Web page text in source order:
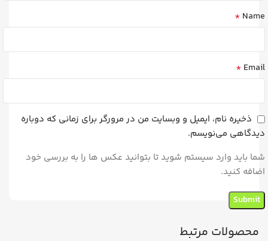
Name
*
Email
*
ذخیره نام، ایمیل و وبسایت من در مرورگر برای زمانی که دوباره
دیدگاهی می‌نویسم.
شما باید وارد سیستم شوید تا بتوانید عکس ها را به بررسی خود
اضافه کنید.
محصولات مرتبط